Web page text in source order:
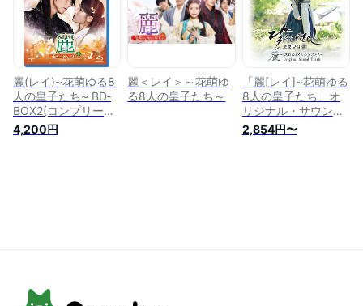
麗(レイ)~花萌ゆる8
人の皇子たち~ BD‐
BOX2(コンプリー
ト・シンプルBD‐
BOX6,000円シリー
4,200円
麗＜レイ＞～花萌ゆ
る8人の皇子たち～
「麗[レイ]~花萌ゆる
8人の皇子たち」オ
リジナル・サウンド
トラック
2,854円〜